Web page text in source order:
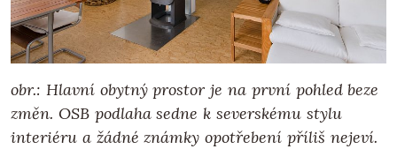
obr.: Hlavní obytný prostor je na první pohled beze
změn. OSB podlaha sedne k severskému stylu
interiéru a žádné známky opotřebení příliš nejeví.